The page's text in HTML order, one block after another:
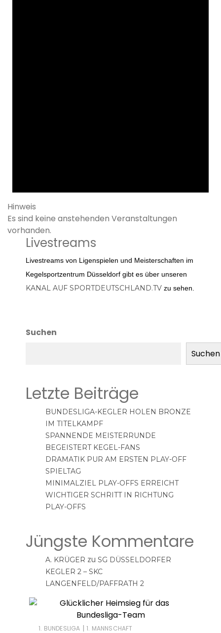
Hinweis
Es sind keine anstehenden Veranstaltungen
vorhanden.
Livestreams
Livestreams von Ligenspielen und Meisterschaften im
Kegelsportzentrum Düsseldorf gibt es über unseren
KANAL AUF SPORTDEUTSCHLAND.TVzu sehen.
Suchen
Suchen
Letzte Beiträge
BUNDESLIGA-KEGLER HOLEN BRONZE
IM TITELKAMPF
SPANNENDE MEISTERRUNDE
BEGEISTERT KEGEL-FANS
DRAMATIK PUR AM ERSTEN PLAY-OFF
SPIELTAG
MINIMALZIEL PLAY-OFFS ERREICHT
WICHTIGER SCHRITT IN RICHTUNG
PLAY-OFFS
Jüngste Kommentare
A. KRÜGER zu SG DÜSSELDORFER
KEGLER 2 – SKC
LANGENFELD/PAFFRATH 2
1. BUNDESLIGA | 1. MANNSCHAFT